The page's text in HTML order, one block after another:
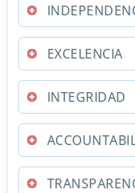
EXCELENCIA
INTEGRIDAD